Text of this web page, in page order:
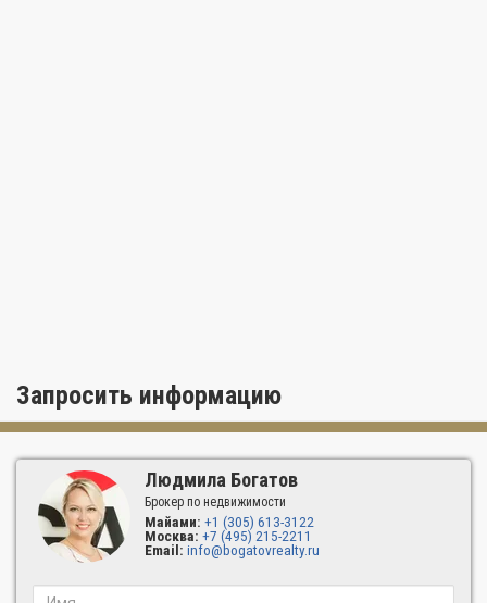
Запросить информацию
Людмила Богатов
Брокер по недвижимости
Майами: +1 (305) 613-3122
Москва: +7 (495) 215-2211
Email: info@bogatovrealty.ru